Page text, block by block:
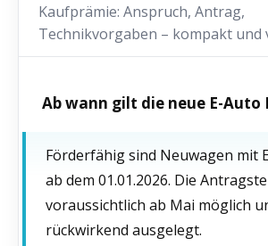
Kaufprämie: Anspruch, Antrag,
Technikvorgaben – kompakt und
Ab wann gilt die neue E-Auto
Förderfähig sind Neuwagen mit
ab dem 01.01.2026. Die
voraussichtlich ab Mai möglich
rückwirkend ausgelegt.